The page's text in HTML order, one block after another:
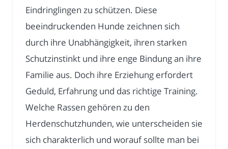
Eindringlingen zu schützen. Diese
beeindruckenden Hunde zeichnen sich
durch ihre Unabhängigkeit, ihren starken
Schutzinstinkt und ihre enge Bindung an ihre
Familie aus. Doch ihre Erziehung erfordert
Geduld, Erfahrung und das richtige Training.
Welche Rassen gehören zu den
Herdenschutzhunden, wie unterscheiden sie
sich charakterlich und worauf sollte man bei